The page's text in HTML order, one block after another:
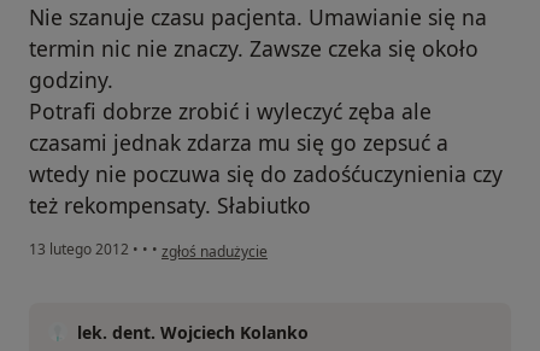
Nie szanuje czasu pacjenta. Umawianie się na
termin nic nie znaczy. Zawsze czeka się około
godziny.
Potrafi dobrze zrobić i wyleczyć zęba ale
czasami jednak zdarza mu się go zepsuć a
wtedy nie poczuwa się do zadośćuczynienia czy
też rekompensaty. Słabiutko
13 lutego 2012 • • • w opinii użytkownika Konto zostało usunięte
zgłoś nadużycie
lek. dent. Wojciech Kolanko